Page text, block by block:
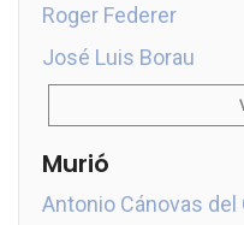
Roger Federer
José Luis Borau
Murió
Antonio Cánovas del